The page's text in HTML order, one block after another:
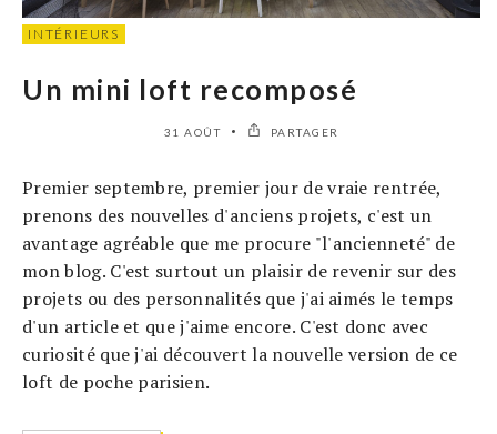
INTÉRIEURS
Un mini loft recomposé
31 AOÛT PARTAGER
Premier septembre, premier jour de vraie rentrée,
prenons des nouvelles d'anciens projets, c'est un
avantage agréable que me procure "l'ancienneté" de
mon blog. C'est surtout un plaisir de revenir sur des
projets ou des personnalités que j'ai aimés le temps
d'un article et que j'aime encore. C'est donc avec
curiosité que j'ai découvert la nouvelle version de ce
loft de poche parisien.